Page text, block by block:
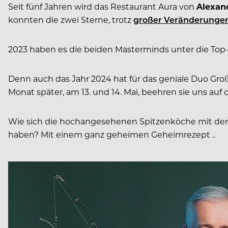
Seit fünf Jahren wird das Restaurant Aura von
konnten die zwei Sterne, trotzgroßer
2023 haben es die beiden Masterminds unter die
Denn auch das Jahr 2024 hat für das geniale Duo
Monat später, am 13. und 14. Mai, beehren sie uns auf
Wie sich die hochangesehenen Spitzenköche mit
haben? Mit einem ganz geheimen Geheimrezept ..